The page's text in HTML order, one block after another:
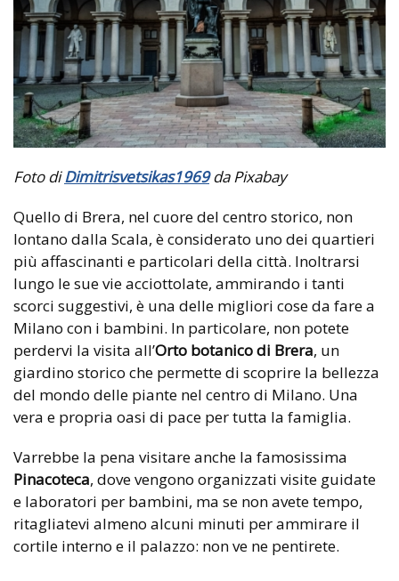
Foto diDimitrisvetsikas1969da Pixabay
Quello di Brera, nel cuore del centro storico, non
lontano dalla Scala, è considerato uno dei quartieri
più affascinanti e particolari della città. Inoltrarsi
lungo le sue vie acciottolate, ammirando i tanti
scorci suggestivi, è una delle migliori cose da fare a
Milano con i bambini. In particolare, non potete
perdervi la visita all’Orto botanico di Brera, un
giardino storico che permette di scoprire la bellezza
del mondo delle piante nel centro di Milano. Una
vera e propria oasi di pace per tutta la famiglia.
Varrebbe la pena visitare anche la famosissima
Pinacoteca, dove vengono organizzati visite guidate
e laboratori per bambini, ma se non avete tempo,
ritagliatevi almeno alcuni minuti per ammirare il
cortile interno e il palazzo: non ve ne pentirete.